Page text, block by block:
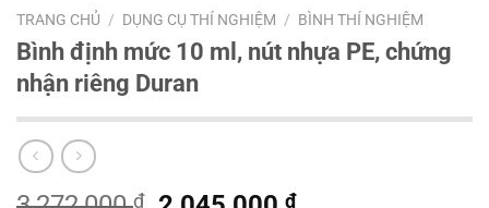
TRANG CHỦ / DỤNG CỤ THÍ NGHIỆM / BÌNH THÍ NGHIỆM
Bình định mức 10 ml, nút nhựa PE, chứng
nhận riêng Duran
₫ ₫